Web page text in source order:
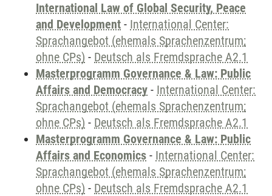
International Law of Global Security, Peace
and Development - International Center:
Sprachangebot (ehemals Sprachenzentrum;
ohne CPs) - Deutsch als Fremdsprache A2.1
Masterprogramm Governance & Law: Public
Affairs and Democracy - International Center:
Sprachangebot (ehemals Sprachenzentrum;
ohne CPs) - Deutsch als Fremdsprache A2.1
Masterprogramm Governance & Law: Public
Affairs and Economics - International Center:
Sprachangebot (ehemals Sprachenzentrum;
ohne CPs) - Deutsch als Fremdsprache A2.1